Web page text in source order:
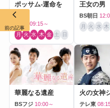
ポッサム-運命を
盗む
09:15～
月 火 水 木 金 土 日
王女の男
BS朝日
月 火 水 木
華麗なる遺産
BSフジ 10:00～
火の女神
テレ東
前の記事